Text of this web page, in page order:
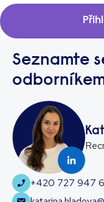
Seznamte
+420 727 947